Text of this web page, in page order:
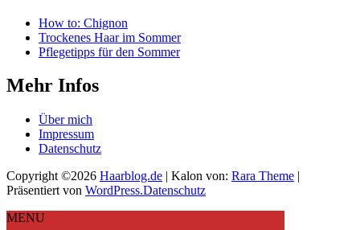
How to: Chignon
Trockenes Haar im Sommer
Pflegetipps für den Sommer
Mehr Infos
Über mich
Impressum
Datenschutz
Copyright ©2026 Haarblog.de | Kalon von: Rara Theme |
Präsentiert von WordPress.Datenschutz
MENU